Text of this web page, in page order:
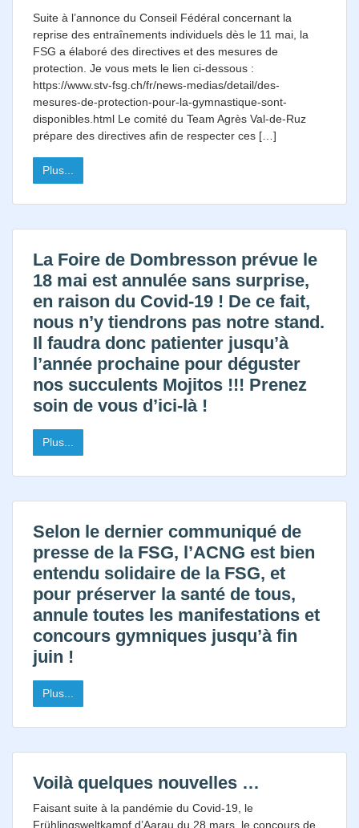
Suite à l’annonce du Conseil Fédéral concernant la
reprise des entraînements individuels dès le 11 mai, la
FSG a élaboré des directives et des mesures de
protection. Je vous mets le lien ci-dessous :
https://www.stv-fsg.ch/fr/news-medias/detail/des-
mesures-de-protection-pour-la-gymnastique-sont-
disponibles.html Le comité du Team Agrès Val-de-Ruz
prépare des directives afin de respecter ces […]
Plus...
La Foire de Dombresson prévue le
18 mai est annulée sans surprise,
en raison du Covid-19 ! De ce fait,
nous n’y tiendrons pas notre stand.
Il faudra donc patienter jusqu’à
l’année prochaine pour déguster
nos succulents Mojitos !!! Prenez
soin de vous d’ici-là !
Plus...
Selon le dernier communiqué de
presse de la FSG, l’ACNG est bien
entendu solidaire de la FSG, et
pour préserver la santé de tous,
annule toutes les manifestations et
concours gymniques jusqu’à fin
juin !
Plus...
Voilà quelques nouvelles …
Faisant suite à la pandémie du Covid-19, le
Frühlingsweltkampf d’Aarau du 28 mars, le concours de